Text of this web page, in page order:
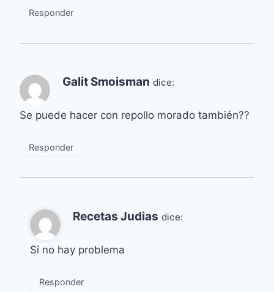
Responder
Galit Smoisman dice:
Se puede hacer con repollo morado también??
Responder
Recetas Judias dice:
Si no hay problema
Responder